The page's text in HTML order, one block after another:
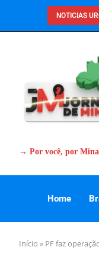
NOTICIAS
→ Por você, por
Home
Início » PF faz